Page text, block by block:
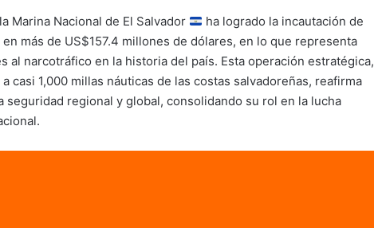
Marina Nacional de El Salvador
ha logrado la incautación de
más de US$157.4 millones de dólares, en lo que representa
al narcotráfico en la historia del país. Esta operación estratégica,
casi 1,000 millas náuticas de las costas salvadoreñas, reafirma
seguridad regional y global, consolidando su rol en la lucha